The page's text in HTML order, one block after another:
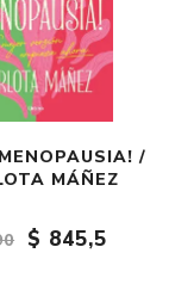
/
MÁÑEZ
$ 845,5